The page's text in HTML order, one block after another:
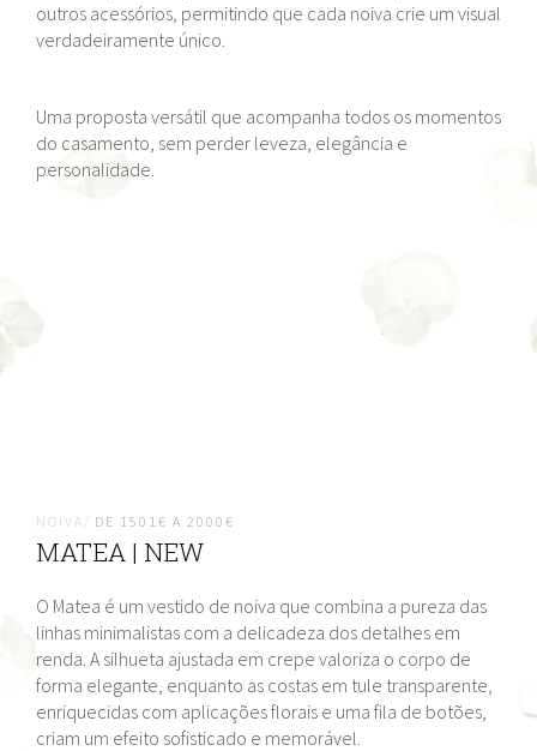
outros acessórios, permitindo que cada noiva crie um visual
verdadeiramente único.
Uma proposta versátil que acompanha todos os momentos
do casamento, sem perder leveza, elegância e
personalidade.
NOIVA/ DE 1501€ A 2000€
MATEA | NEW
O Matea é um vestido de noiva que combina a pureza das
linhas minimalistas com a delicadeza dos detalhes em
renda. A silhueta ajustada em crepe valoriza o corpo de
forma elegante, enquanto as costas em tule transparente,
enriquecidas com aplicações florais e uma fila de botões,
criam um efeito sofisticado e memorável.